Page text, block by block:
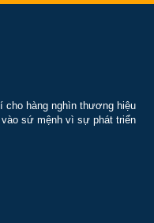
cho hàng nghìn thương hiệu
sứ mệnh vì sự phát triển